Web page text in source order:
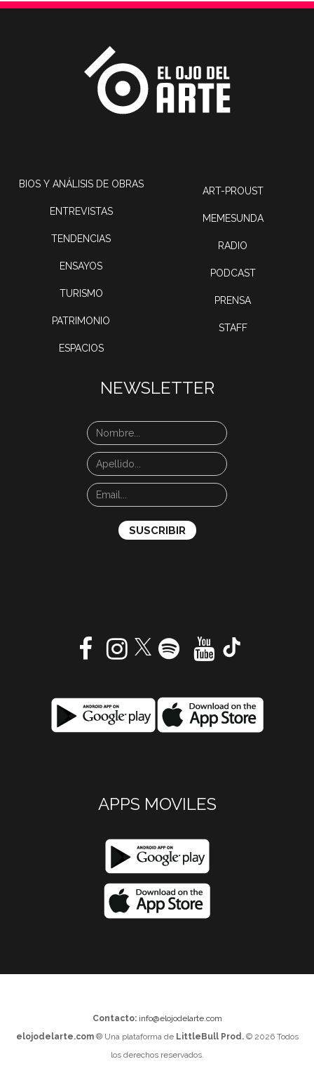
BIOS Y ANÁLISIS DE OBRAS
ENTREVISTAS
TENDENCIAS
ENSAYOS
TURISMO
PATRIMONIO
ESPACIOS
ART-PROUST
MEMESUNDA
RADIO
PODCAST
PRENSA
STAFF
NEWSLETTER
APPS MOVILES
Contacto: info@elojodelarte.com
elojodelarte.com® Una plataforma de LittleBull Prod.© 2026 Todos
los derechos reservados.